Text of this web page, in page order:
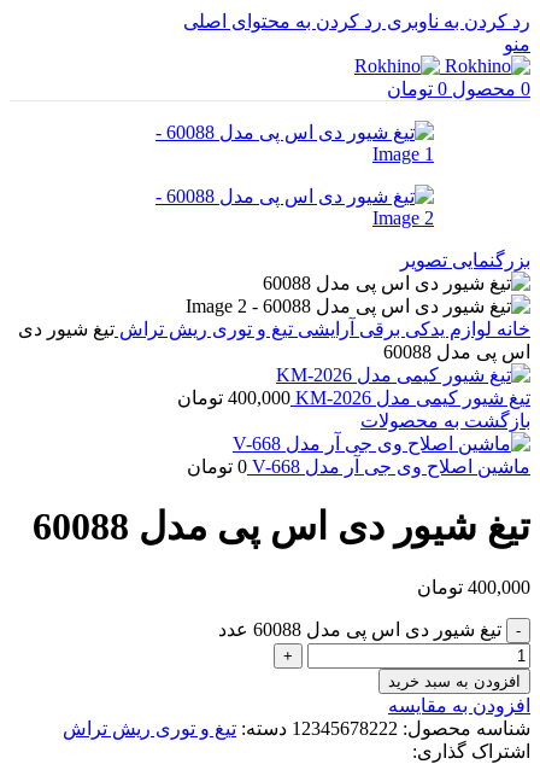
رد کردن به ناوبری رد کردن به محتوای اصلی
منو
0 محصول 0 تومان
بزرگنمایی تصویر
خانه لوازم یدکی برقی آرایشی تیغ و توری ریش تراش تیغ شیور دی
اس پی مدل 60088
تیغ شیور کیمی مدل KM-2026 400,000 تومان
بازگشت به محصولات
ماشین اصلاح وی جی آر مدل V-668 0 تومان
تیغ شیور دی اس پی مدل 60088
400,000 تومان
تیغ شیور دی اس پی مدل 60088 عدد
افزودن به سبد خرید
افزودن به مقایسه
شناسه محصول: 12345678222 دسته: تیغ و توری ریش تراش
اشتراک گذاری: